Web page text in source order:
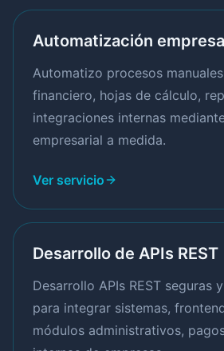
Automatización
Automatizo procesos
financiero, hojas de cálculo,
integraciones internas
empresarial a medida.
Ver servicio
Desarrollo de APIs REST
Desarrollo APIs REST seguras
para integrar sistemas,
módulos administrativos,